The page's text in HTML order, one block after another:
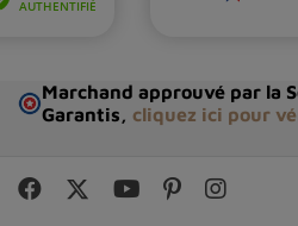
Marchand approuvé par la
Garantis, cliquez ici pour